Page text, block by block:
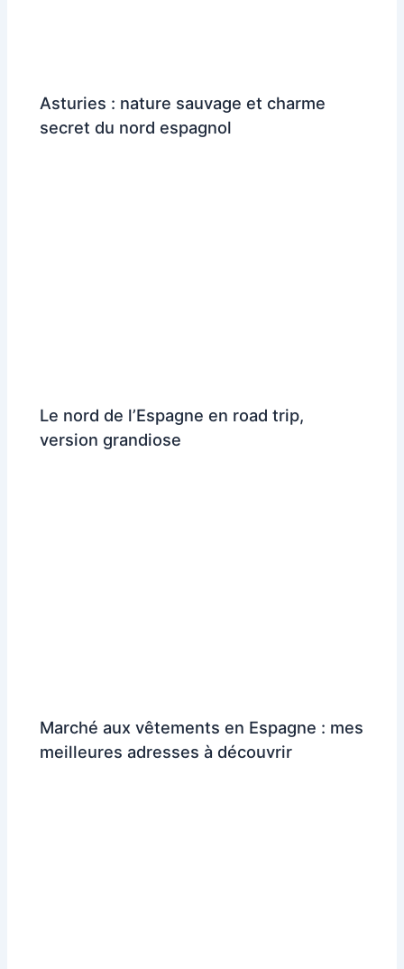
Asturies : nature sauvage et charme
secret du nord espagnol
Le nord de l’Espagne en road trip,
version grandiose
Marché aux vêtements en Espagne : mes
meilleures adresses à découvrir